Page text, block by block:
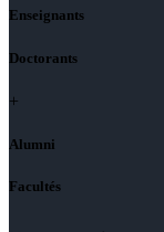
Enseignants
Doctorants
+
Alumni
Facultés